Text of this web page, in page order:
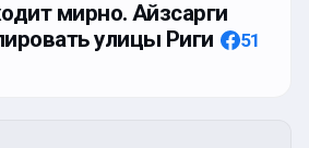
мирно. Айзсарги
улицы Риги
51